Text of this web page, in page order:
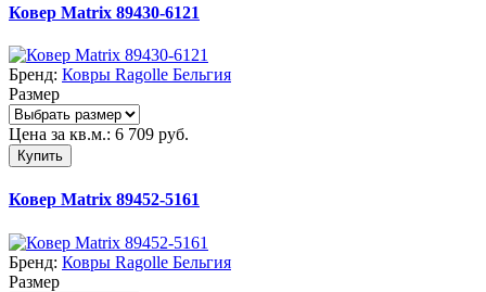
Ковер Matrix 89430-6121
Бренд: Ковры Ragolle Бельгия
Размер
Цена за кв.м.: 6 709 руб.
Купить
Ковер Matrix 89452-5161
Бренд: Ковры Ragolle Бельгия
Размер